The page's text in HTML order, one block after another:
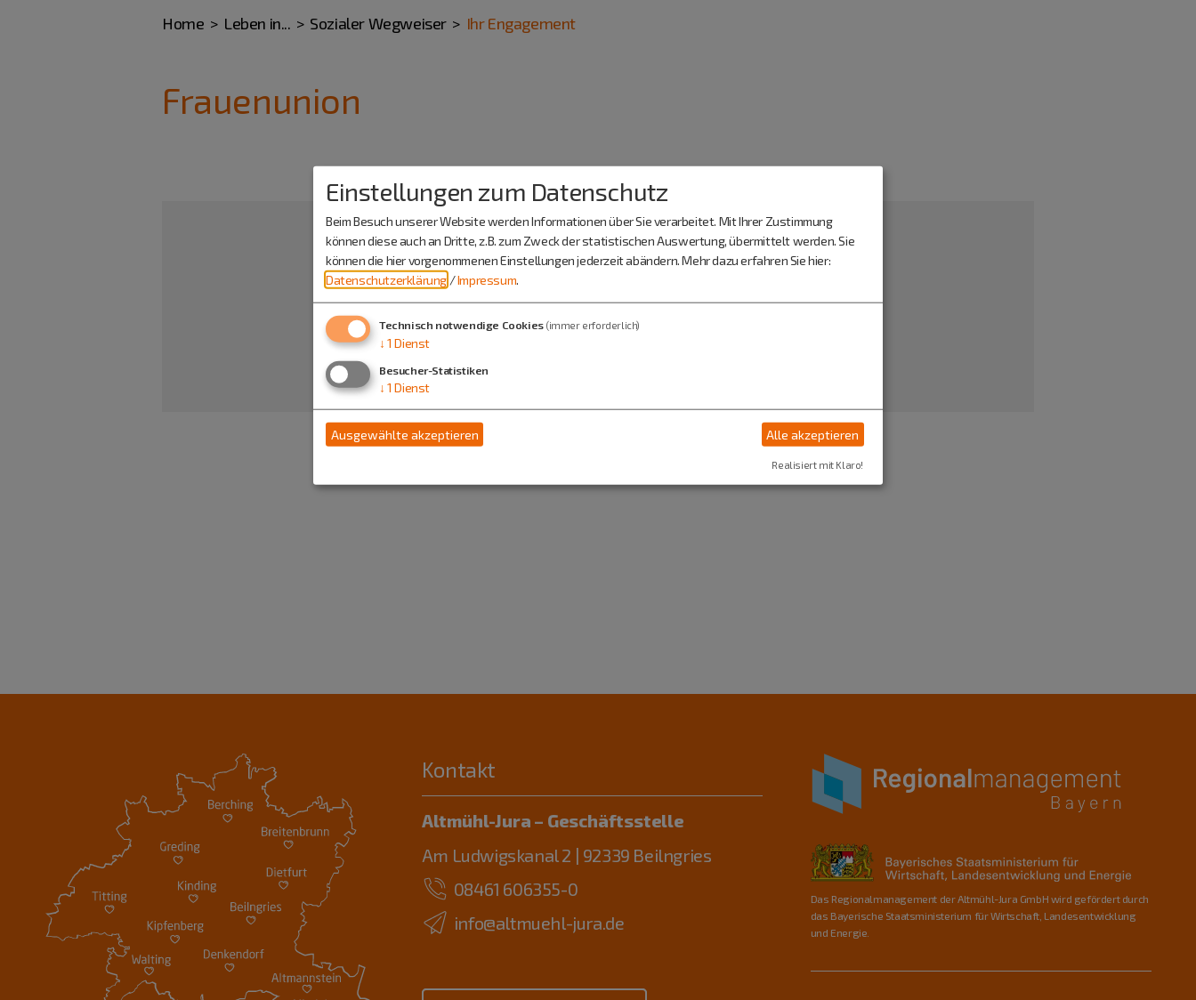
Home Leben in... Sozialer Wegweiser Ihr Engagement
Frauenunion
Frauenunion Greding
Frau Renate Heller
Flurstr. 37
91171 Greding
Kontakt
Altmühl-Jura – Geschäftsstelle
Am Ludwigskanal 2 | 92339 Beilngries
08461 606355-0
info@altmuehl-jura.de
Das Regionalmanagement der Altmühl-Jura GmbH wird gefördert durch
das Bayerische Staatsministerium für Wirtschaft, Landesentwicklung
und Energie.
Einstellungen zum Datenschutz
Beim Besuch unserer Website werden Informationen über Sie verarbeitet. Mit Ihrer Zustimmung
können diese auch an Dritte, z.B. zum Zweck der statistischen Auswertung, übermittelt werden. Sie
können die hier vorgenommenen Einstellungen jederzeit abändern. Mehr dazu erfahren Sie hier:
Datenschutzerklärung /Impressum.
Technisch notwendige Cookies (immer erforderlich)
↓ 1 Dienst
Besucher-Statistiken
↓ 1 Dienst
Ausgewählte akzeptieren Alle akzeptieren
Realisiert mit Klaro!